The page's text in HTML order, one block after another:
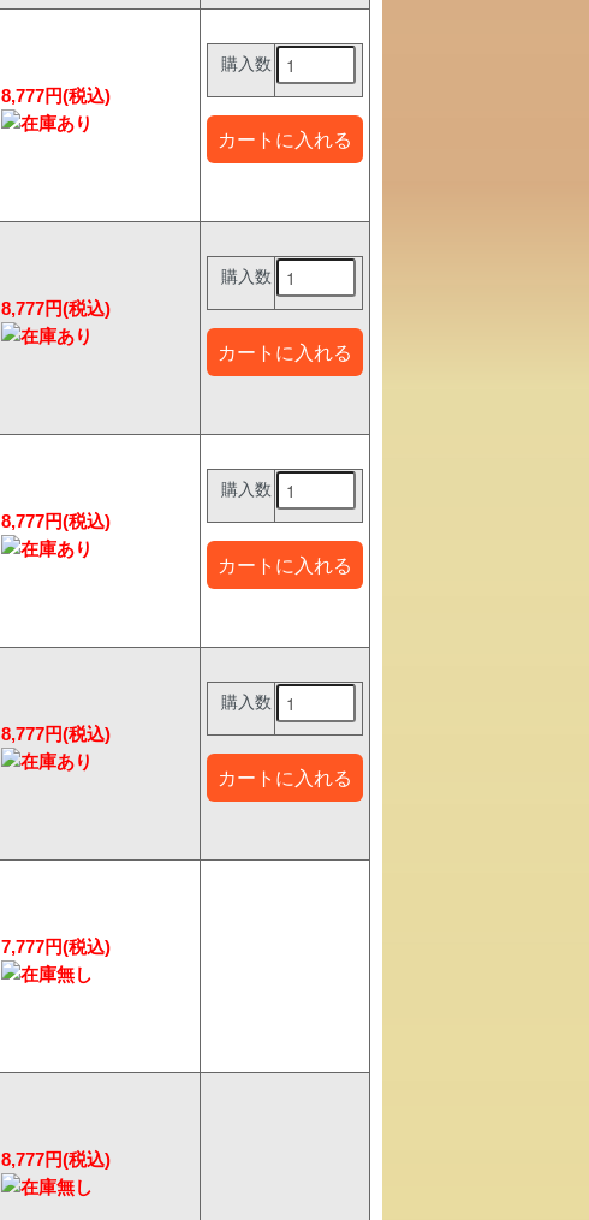
8,777円(税込)
購入数
8,777円(税込)
購入数
8,777円(税込)
購入数
8,777円(税込)
購入数
7,777円(税込)
8,777円(税込)